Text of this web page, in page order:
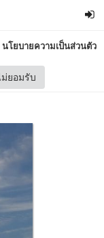
นโยบายความเป็นส่วนตัว
ม่ยอมรับ